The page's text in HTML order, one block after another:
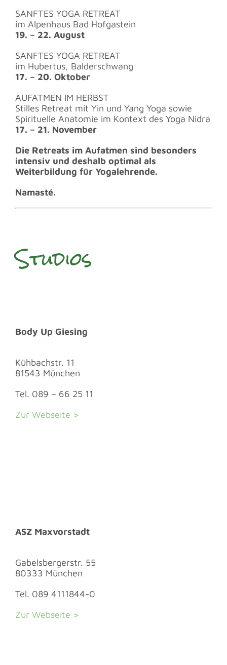
SANFTES YOGA RETREAT
im Alpenhaus Bad Hofgastein
19. – 22. August
SANFTES YOGA RETREAT
im Hubertus, Balderschwang
17. – 20. Oktober
AUFATMEN IM HERBST
Stilles Retreat mit Yin und Yang Yoga sowie
Spirituelle Anatomie im Kontext des Yoga Nidra
17. – 21. November
Die Retreats im Aufatmen sind besonders
intensiv und deshalb optimal als
Weiterbildung für Yogalehrende.
Namasté.
Studios
Body Up Giesing
Kühbachstr. 11
81543 München
Tel. 089 – 66 25 11
Zur Webseite >
ASZ Maxvorstadt
Gabelsbergerstr. 55
80333 München
Tel. 089 4111844-0
Zur Webseite >